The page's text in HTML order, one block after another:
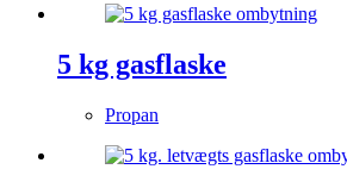
5 kg gasflaske
Propan